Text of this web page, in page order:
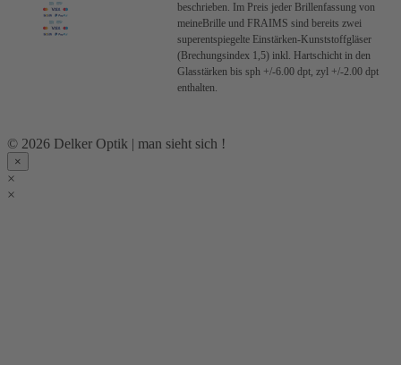
beschrieben. Im Preis jeder Brillenfassung von
meineBrille und FRAIMS sind bereits zwei
superentspiegelte Einstärken-Kunststoffgläser
(Brechungsindex 1,5) inkl. Hartschicht in den
Glasstärken bis sph +/-6.00 dpt, zyl +/-2.00 dpt
enthalten.
© 2026 Delker Optik | man sieht sich !
×
×
×